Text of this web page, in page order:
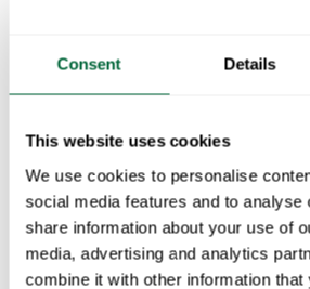
Consent Details
This website uses cookies
We use cookies to personalise
social media features and to analyse
share information about your use of
media, advertising and analytics
combine it with other information that
Träsats Fåtölj A2, sitsbräda 50 cm
1936